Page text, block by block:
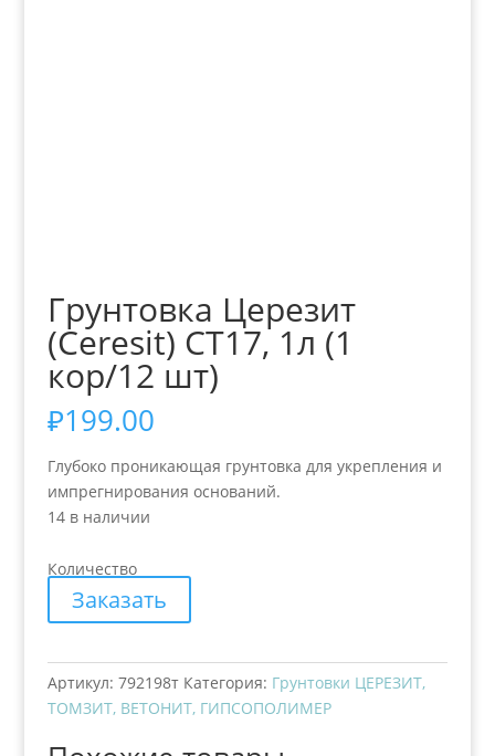
Грунтовка Церезит
(Ceresit) СТ17, 1л (1
кор/12 шт)
₽199.00
Глубоко проникающая грунтовка для укрепления и
импрегнирования оснований.
14 в наличии
Количество
Заказать
Артикул: 792198т Категория: Грунтовки ЦЕРЕЗИТ,
ТОМЗИТ, ВЕТОНИТ, ГИПСОПОЛИМЕР